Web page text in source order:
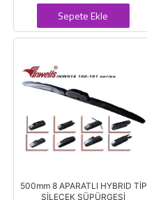
Sepete Ekle
500mm 8 APARATLI HYBRID TİP
SİLECEK SÜPÜRGESİ